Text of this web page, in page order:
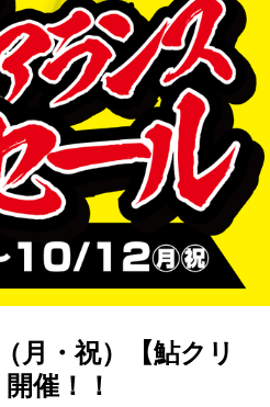
月・祝）【鮎クリ
催！！